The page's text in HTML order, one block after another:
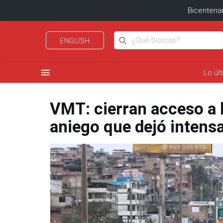
ENGLISH
menu Lo
VMT: cierran acceso a
aniego que dejó